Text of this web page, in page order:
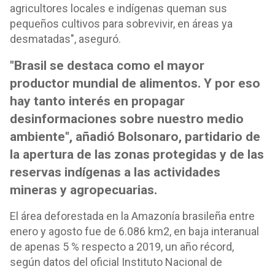
agricultores locales e indígenas queman sus
pequeños cultivos para sobrevivir, en áreas ya
desmatadas", aseguró.
"Brasil se destaca como el mayor
productor mundial de alimentos. Y por eso
hay tanto interés en propagar
desinformaciones sobre nuestro medio
ambiente", añadió Bolsonaro, partidario de
la apertura de las zonas protegidas y de las
reservas indígenas a las actividades
mineras y agropecuarias.
El área deforestada en la Amazonía brasileña entre
enero y agosto fue de 6.086 km2, en baja interanual
de apenas 5 % respecto a 2019, un año récord,
según datos del oficial Instituto Nacional de